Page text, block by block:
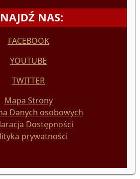
NAS:
FACEBOOK
YOUTUBE
TWITTER
Mapa Strony
Danych osobowych
Dostępności
prywatności